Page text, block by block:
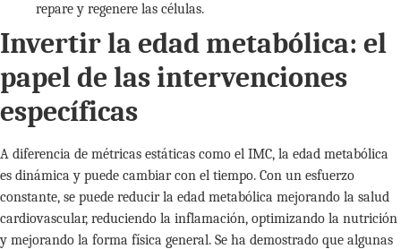
repare y regenere las células.
Invertir la edad metabólica: el
papel de las intervenciones
específicas
A diferencia de métricas estáticas como el IMC, la edad metabólica
es dinámica y puede cambiar con el tiempo. Con un esfuerzo
constante, se puede reducir la edad metabólica mejorando la salud
cardiovascular, reduciendo la inflamación, optimizando la nutrición
y mejorando la forma física general. Se ha demostrado que algunas